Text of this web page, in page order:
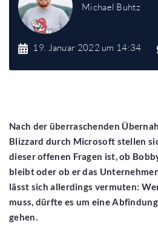
Michael Buhtz
19. Januar 2022 um 14:34
Nach der überraschenden
Blizzard durch Microsoft stellen
dieser offenen Fragen ist, ob
bleibt oder ob er das
lässt sich allerdings vermuten:
muss, dürfte es um eine
gehen.